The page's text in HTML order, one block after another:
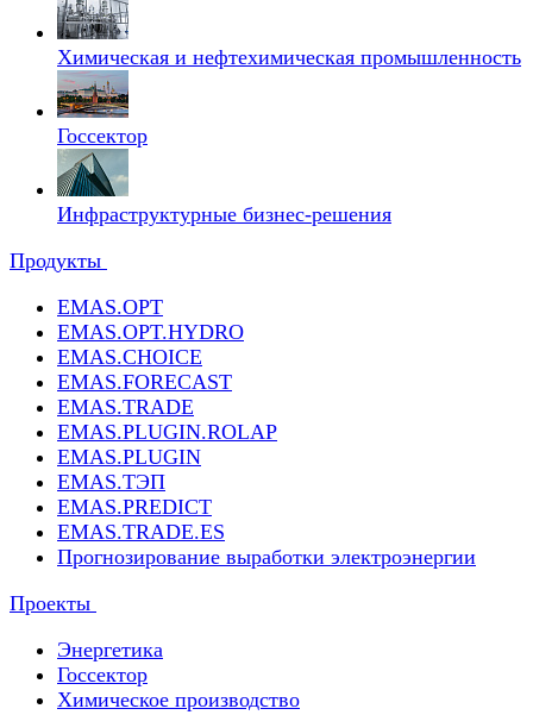
Химическая и нефтехимическая промышленность
Госсектор
Инфраструктурные бизнес-решения
Продукты
EMAS.OPT
EMAS.OPT.HYDRO
EMAS.CHOICE
EMAS.FORECAST
EMAS.TRADE
EMAS.PLUGIN.ROLAP
EMAS.PLUGIN
EMAS.ТЭП
EMAS.PREDICT
EMAS.TRADE.ES
Прогнозирование выработки электроэнергии
Проекты
Энергетика
Госсектор
Химическое производство